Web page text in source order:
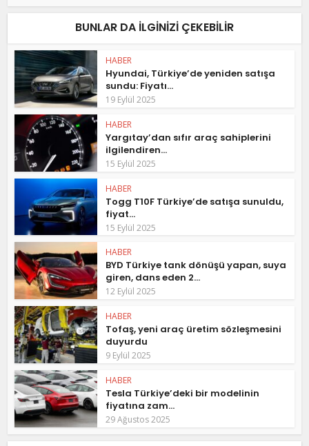
BUNLAR DA ILGINIZI ÇEKEBILIR
HABER
Hyundai, Türkiye’de yeniden satışa
sundu: Fiyatı...
19 Eylül 2025
HABER
Yargıtay’dan sıfır araç sahiplerini
ilgilendiren...
15 Eylül 2025
HABER
Togg T10F Türkiye’de satışa sunuldu,
fiyat...
15 Eylül 2025
HABER
BYD Türkiye tank dönüşü yapan, suya
giren, dans eden 2...
12 Eylül 2025
HABER
Tofaş, yeni araç üretim sözleşmesini
duyurdu
9 Eylül 2025
HABER
Tesla Türkiye’deki bir modelinin
fiyatına zam...
29 Ağustos 2025